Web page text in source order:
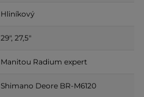
Hliníkový
29", 27,5"
Manitou Radium expert
Shimano Deore BR-M6120